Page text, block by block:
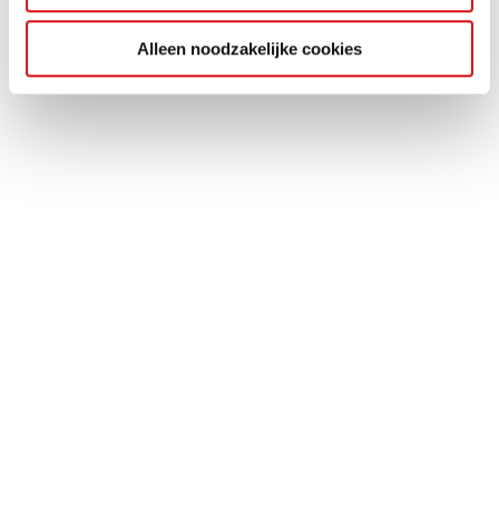
Alleen noodzakelijke cookies